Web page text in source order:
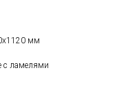
мм
с ламелями